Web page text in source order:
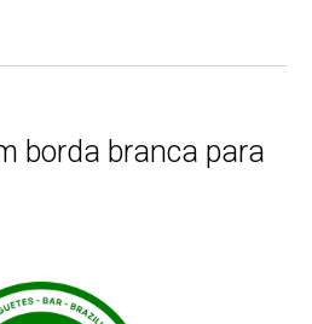
borda branca para